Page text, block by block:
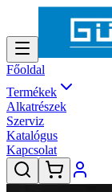
Főoldal
Termékek
Alkatrészek
Szerviz
Katalógus
Kapcsolat